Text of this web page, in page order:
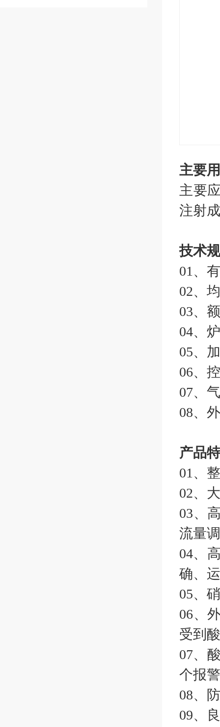
主要
主要
注射
技术
01、
02、
03、
04、
05、
06、
07、
08、
产品
01、
02、
03、
流量
04、
确、
05、
06、
受到
07、
个报
08、
09、